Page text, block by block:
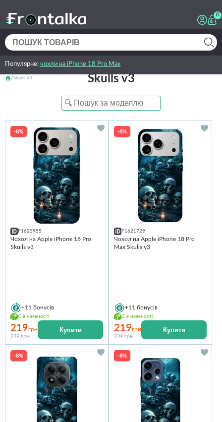
0
Популярне: чохли на iPhone 18 Pro Max
Skulls v3 Skulls v3
-8%
F1623955
Чохол на Apple iPhone 18 Pro
Skulls v3
+11 бонусів
Є в наявності
219грн
239 грн
Купити
-8%
F1621729
Чохол на Apple iPhone 18 Pro
Max Skulls v3
+11 бонусів
Є в наявності
219грн
239 грн
Купити
-8% -8%